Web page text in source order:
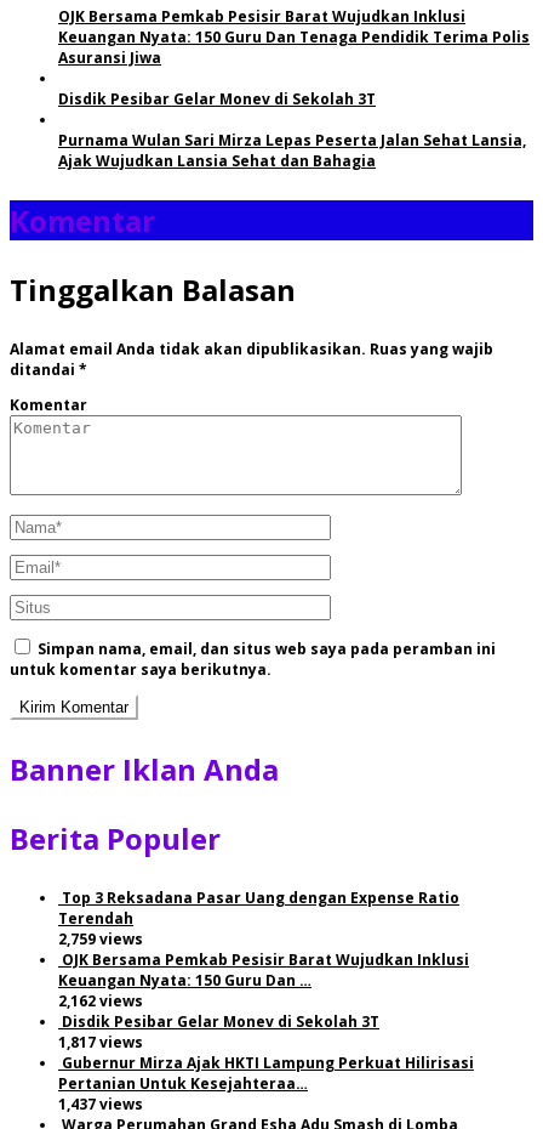
OJK Bersama Pemkab Pesisir Barat Wujudkan Inklusi
Keuangan Nyata: 150 Guru Dan Tenaga Pendidik Terima Polis
Asuransi Jiwa
Disdik Pesibar Gelar Monev di Sekolah 3T
Purnama Wulan Sari Mirza Lepas Peserta Jalan Sehat Lansia,
Ajak Wujudkan Lansia Sehat dan Bahagia
Komentar
Tinggalkan Balasan
Alamat email Anda tidak akan dipublikasikan. Ruas yang wajib
ditandai *
Komentar
Simpan nama, email, dan situs web saya pada peramban ini
untuk komentar saya berikutnya.
Banner Iklan Anda
Berita Populer
Top 3 Reksadana Pasar Uang dengan Expense Ratio
Terendah
2,759 views
OJK Bersama Pemkab Pesisir Barat Wujudkan Inklusi
Keuangan Nyata: 150 Guru Dan …
2,162 views
Disdik Pesibar Gelar Monev di Sekolah 3T
1,817 views
Gubernur Mirza Ajak HKTI Lampung Perkuat Hilirisasi
Pertanian Untuk Kesejahteraa…
1,437 views
Warga Perumahan Grand Esha Adu Smash di Lomba